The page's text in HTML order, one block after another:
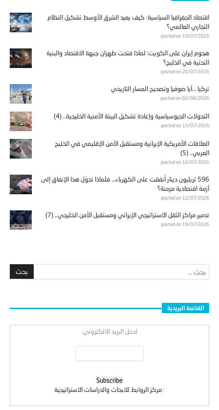
اقتصاد الجغرافيا السياسية: كيف يعيد الشرق الأوسط تشكيل النظام
التجاري العالمي؟
posted on 19/07/2026
هجوم إيران على الكويت: لماذا فتحت طهران جبهة الاقتصاد والبنية
التحتية في الخليج؟
posted on 20/07/2026
تركيا …آيا صوفيا وتصحيح المسار التاريخي
posted on 02/08/2026
التحولات الجيوسياسية وإعادة تشكيل البيئة الأمنية الخليجية.. (4)
posted on 15/07/2026
العلاقات الأمريكية الإيرانية ومستقبل الأمن الإقليمي في الخليج
العربي.. (5)
posted on 16/07/2026
596 تريليون دينار أُنفقت على الكهرباء… فلماذا تحوّل هذا الإنفاق إلى
أزمة اقتصادية مزمنة؟
posted on 12/07/2026
تدمير مراكز الثقل الاستراتيجي الإيراني ومستقبل الأمن الخليجي.. (7)
posted on 19/07/2026
القائمة البريدية
ادخل البريد الالكتروني:
: مركز الروابط للابحاث والدراسات الاستراتيجية